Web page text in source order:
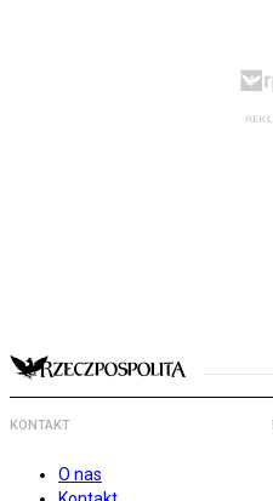
KONTAKT
O nas